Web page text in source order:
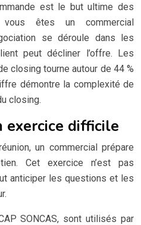
est le but ultime des
vous êtes un commercial
se déroule dans les
peut décliner l’offre. Les
closing tourne autour de 44 %
démontre la complexité de
closing.
exercice difficile
un commercial prépare
Cet exercice n’est pas
anticiper les questions et les
SONCAS, sont utilisés par